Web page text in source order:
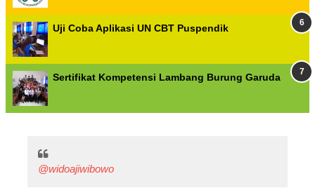
Uji Coba Aplikasi UN CBT Puspendik
Sertifikat Kompetensi Lambang Burung Garuda
@widoajiwibowo